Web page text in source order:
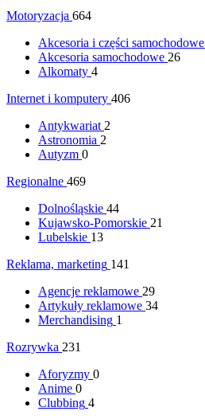
Motoryzacja 664
Akcesoria i części samochodowe
Akcesoria samochodowe 26
Alkomaty 4
Internet i komputery 406
Antykwariat 2
Astronomia 2
Autyzm 0
Regionalne 469
Dolnośląskie 44
Kujawsko-Pomorskie 21
Lubelskie 13
Reklama, marketing 141
Agencje reklamowe 29
Artykuły reklamowe 34
Merchandising 1
Rozrywka 231
Aforyzmy 0
Anime 0
Clubbing 4